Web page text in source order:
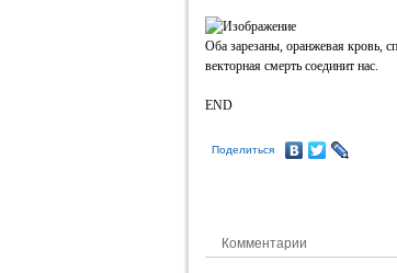
Оба зарезаны, оранжевая кровь,
векторная смерть соединит нас.
END
Поделиться
Комментарии